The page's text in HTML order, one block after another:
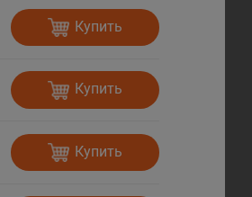
Купить
Купить
Купить